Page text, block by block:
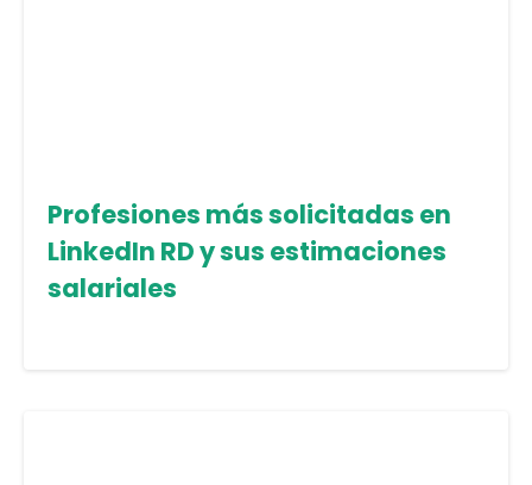
Profesiones más solicitadas en
LinkedIn RD y sus estimaciones
salariales